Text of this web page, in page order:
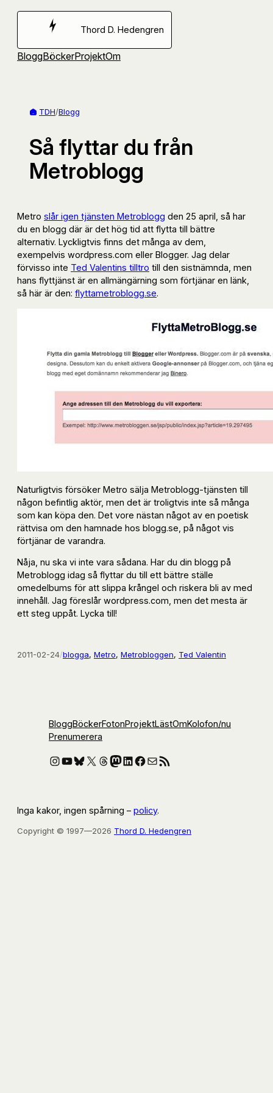
Hoppa
Thord D. Hedengren
BloggBöckerProjektOm
TDH/Blogg
Så flyttar du från
Metroblogg
Metro slår igen tjänsten Metroblogg den 25 april, så har
du en blogg där är det hög tid att flytta till bättre
alternativ. Lyckligtvis finns det många av dem,
exempelvis wordpress.com eller Blogger. Jag delar
förvisso inte Ted Valentins tilltro till den sistnämnda, men
hans flyttjänst är en allmängärning som förtjänar en länk,
så här är den: flyttametroblogg.se.
Naturligtvis försöker Metro sälja Metroblogg-tjänsten till
någon befintlig aktör, men det är troligtvis inte så många
som kan köpa den. Det vore nästan något av en poetisk
rättvisa om den hamnade hos blogg.se, på något vis
förtjänar de varandra.
Nåja, nu ska vi inte vara sådana. Har du din blogg på
Metroblogg idag så flyttar du till ett bättre ställe
omedelbums för att slippa krångel och riskera bli av med
innehåll. Jag föreslår wordpress.com, men det mesta är
ett steg uppåt. Lycka till!
2011-02-24/blogga, Metro, Metrobloggen, Ted Valentin
BloggBöckerFotonProjektLästOmKolofon/nu
Prenumerera
Instagram
YouTube
Bluesky
X Threads
Mastodon
LinkedIn
Facebook
E-postRSS-flöde
Inga kakor, ingen spårning – policy.
Copyright © 1997—2026 Thord D. Hedengren